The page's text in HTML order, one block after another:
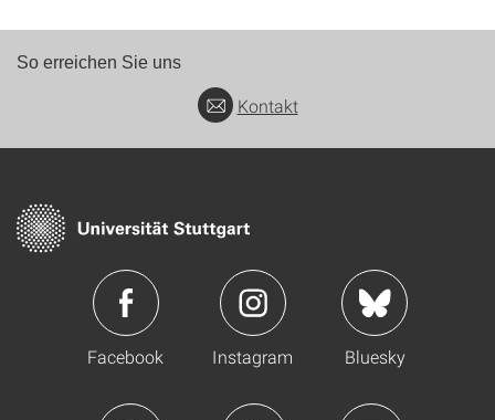
So erreichen Sie uns
Kontakt
Facebook Instagram Bluesky